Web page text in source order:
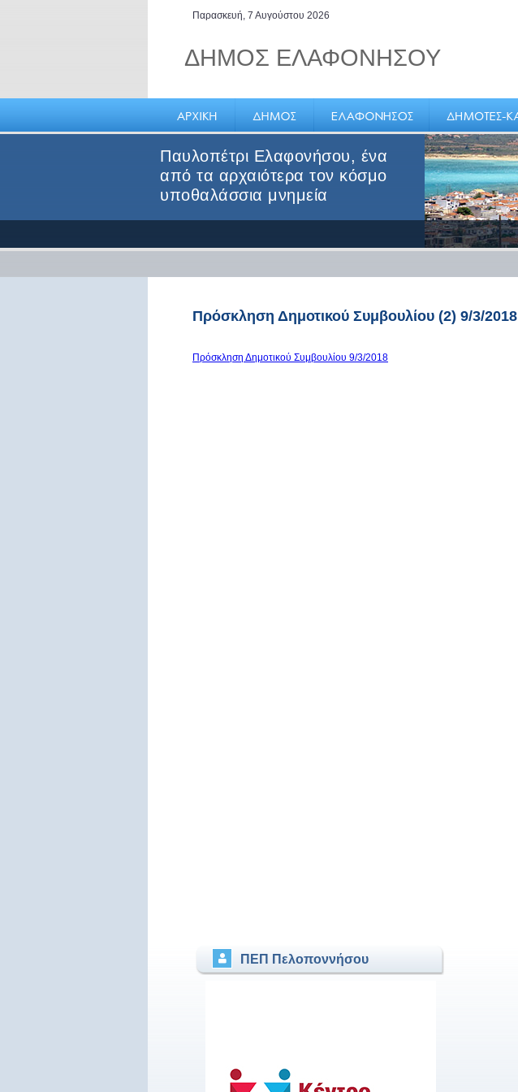
Παρασκευή, 7 Αυγούστου 2026
ΔΗΜΟΣ ΕΛΑΦΟΝΗΣΟΥ
Παυλοπέτρι Ελαφονήσου, ένα
από τα αρχαιότερα τον κόσμο
υποθαλάσσια μνημεία
Πρόσκληση Δημοτικού Συμβουλίου (2) 9/3/2018
Πρόσκληση Δημοτικού Συμβουλίου 9/3/2018
ΠΕΠ Πελοποννήσου